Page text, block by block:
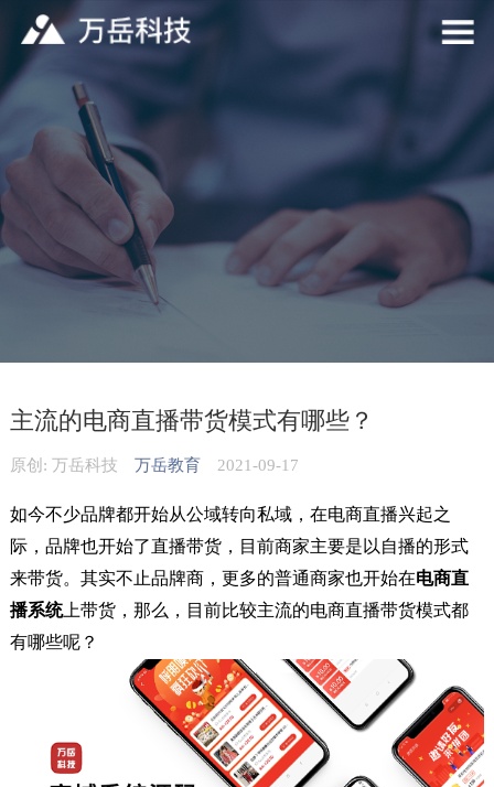
主流的电商直播带货模式有哪些？
原创: 万岳科技 万岳教育2021-09-17
如今不少品牌都开始从公域转向私域，在电商直播兴起之
际，品牌也开始了直播带货，目前商家主要是以自播的形式
来带货。其实不止品牌商，更多的普通商家也开始在电商直
播系统上带货，那么，目前比较主流的电商直播带货模式都
有哪些呢？